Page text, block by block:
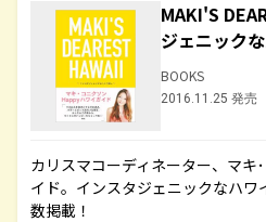
MAKI'S
ジェニック
BOOKS
2016.11.25 発売
カリスマコーディネーター、マキ
イド。インスタジェニックなハ
数掲載！